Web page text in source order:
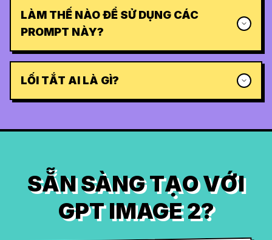
LÀM THẾ NÀO ĐỂ SỬ DỤNG CÁC
PROMPT NÀY?
LỐI TẮT AI LÀ GÌ?
SẴN SÀNG TẠO VỚI
GPT IMAGE 2?